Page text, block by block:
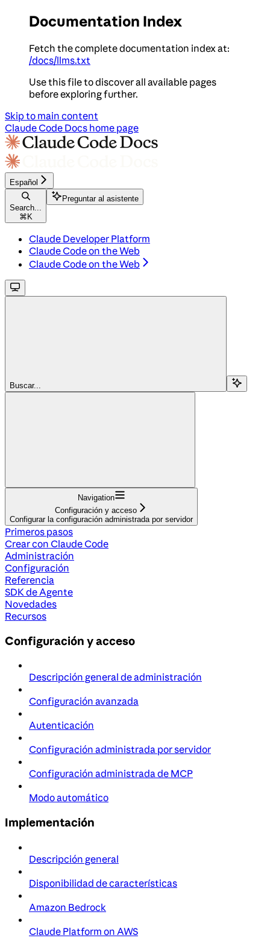
Documentation Index
Fetch the complete documentation index at:
/docs/llms.txt
Use this file to discover all available pages
before exploring further.
Skip to main content
Claude Code Docs home page
Español
Search...
⌘ K
Preguntar al asistente
Claude Developer Platform
Claude Code on the Web
Claude Code on the Web
Buscar...
Navigation
Configuración y acceso
Configurar la configuración administrada por servidor
Primeros pasos
Crear con Claude Code
Administración
Configuración
Referencia
SDK de Agente
Novedades
Recursos
Configuración y acceso
Descripción general de administración
Configuración avanzada
Autenticación
Configuración administrada por servidor
Configuración administrada de MCP
Modo automático
Implementación
Descripción general
Disponibilidad de características
Amazon Bedrock
Claude Platform on AWS